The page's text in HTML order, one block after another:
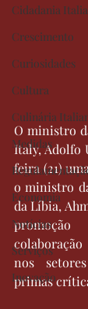
Cidadania
Crescimento
Curiosidades
Cultura
Culinária
Medidas
Economia
Notícias
Serviços
Inovação
O ministro
Italy, Adolfo
feira (21)
o ministro
da Líbia,
nos
primas